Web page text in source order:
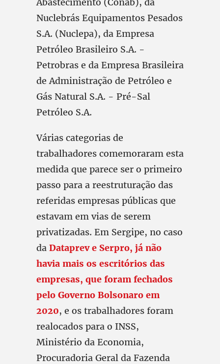
Nuclebrás Equipamentos Pesados
S.A. (Nuclepa), da Empresa
Petróleo Brasileiro S.A. -
Petrobras e da Empresa Brasileira
de Administração de Petróleo e
Gás Natural S.A. - Pré-Sal
Petróleo S.A.
Várias categorias de
trabalhadores comemoraram esta
medida que parece ser o primeiro
passo para a reestruturação das
referidas empresas públicas que
estavam em vias de serem
privatizadas. Em Sergipe, no caso
da Dataprev e Serpro, já não
havia mais os escritórios das
empresas, que foram fechados
pelo Governo Bolsonaro em
2020, e os trabalhadores foram
realocados para o INSS,
Ministério da Economia,
Procuradoria Geral da Fazenda